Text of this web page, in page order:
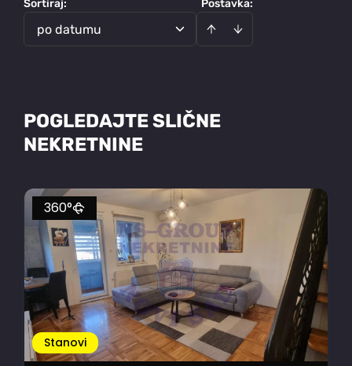
Postavka:
Sortiraj:
po datumu
POGLEDAJTE SLIČNE
NEKRETNINE
Stanovi
360°